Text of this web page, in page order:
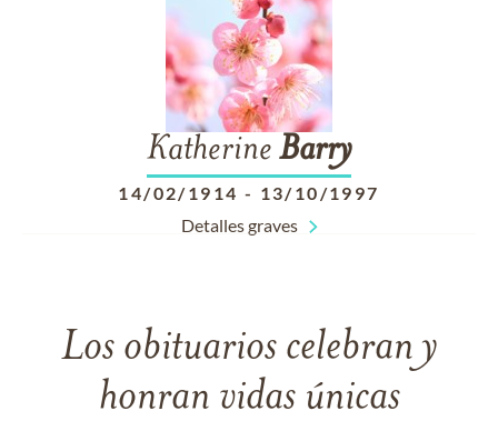
Katherine Barry
14/02/1914 - 13/10/1997
Detalles graves
Los obituarios celebran y
honran vidas únicas